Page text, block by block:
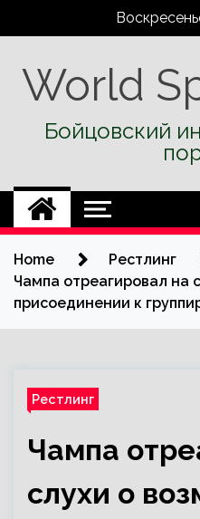
World
Бойцовский
Home
Рестлинг
Чампа отреагировал на
присоединении к
Рестлинг
Чампа
слухи о